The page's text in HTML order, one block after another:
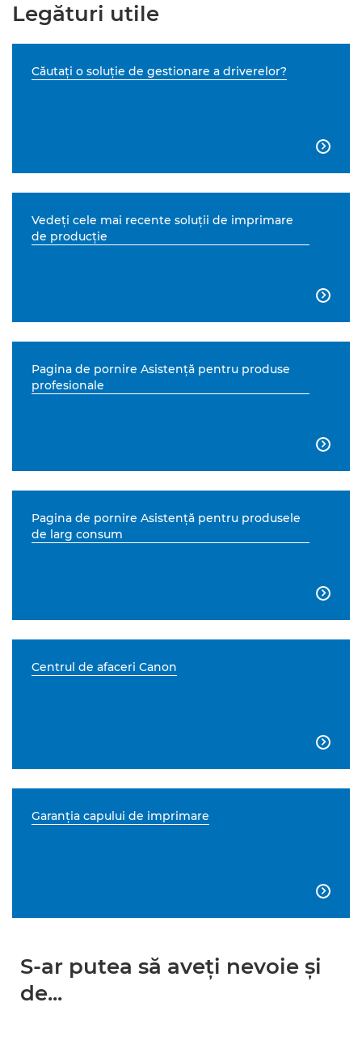
Legături utile
Căutaţi o soluţie de gestionare a driverelor?

Vedeţi cele mai recente soluţii de imprimare
de producţie

Pagina de pornire Asistenţă pentru produse
profesionale

Pagina de pornire Asistenţă pentru produsele
de larg consum

Centrul de afaceri Canon

Garanţia capului de imprimare

S-ar putea să aveţi nevoie şi
de...